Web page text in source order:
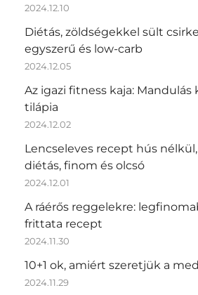
2024.12.10
Diétás, zöldségekkel sült
egyszerű és low-carb
2024.12.05
Az igazi fitness kaja:
tilápia
2024.12.02
Lencseleves recept hús
diétás, finom és olcsó
2024.12.01
A ráérős reggelekre:
frittata recept
2024.11.30
10+1 ok, amiért szeretjük a
2024.11.29